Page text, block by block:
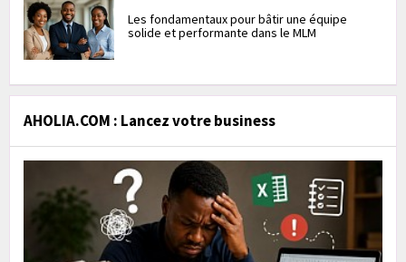
Les fondamentaux pour bâtir une équipe
solide et performante dans le MLM
AHOLIA.COM : Lancez votre business